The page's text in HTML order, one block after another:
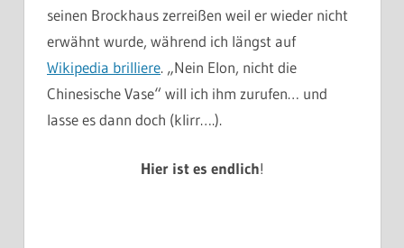
seinen Brockhaus zerreißen weil er wieder nicht
erwähnt wurde, während ich längst auf
Wikipedia brilliere. „Nein Elon, nicht die
Chinesische Vase“ will ich ihm zurufen… und
lasse es dann doch (klirr….).
Hier ist es endlich!